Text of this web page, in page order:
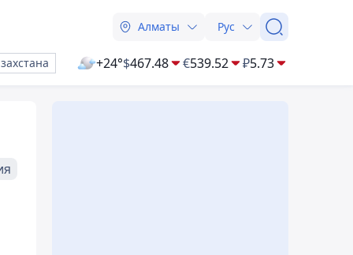
Алматы Рус
+24°$467.48 €539.52 ₽5.73